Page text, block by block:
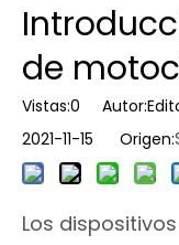
de
Vistas:0
2021-11-15 Origen:
Los